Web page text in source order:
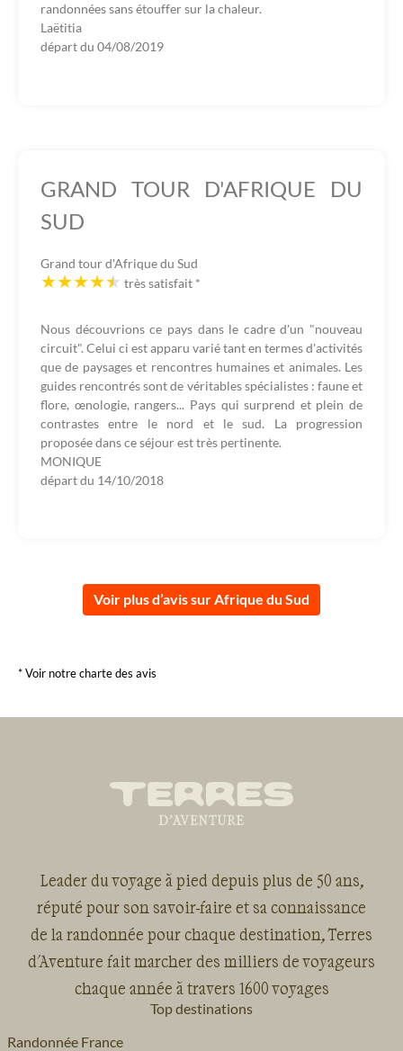
randonnées sans étouffer sur la chaleur.
Laëtitia
départ du 04/08/2019
GRAND TOUR D'AFRIQUE DU
SUD
Grand tour d'Afrique du Sud
très satisfait *
Nous découvrions ce pays dans le cadre d'un "nouveau
circuit". Celui ci est apparu varié tant en termes d'activités
que de paysages et rencontres humaines et animales. Les
guides rencontrés sont de véritables spécialistes : faune et
flore, œnologie, rangers... Pays qui surprend et plein de
contrastes entre le nord et le sud. La progression
proposée dans ce séjour est très pertinente.
MONIQUE
départ du 14/10/2018
Voir plus d’avis sur Afrique du Sud
* Voir notre charte des avis
Leader du voyage à pied depuis plus de 50 ans,
réputé pour son savoir-faire et sa connaissance
de la randonnée pour chaque destination, Terres
d'Aventure fait marcher des milliers de voyageurs
chaque année à travers 1600 voyages
Top destinations
Randonnée France